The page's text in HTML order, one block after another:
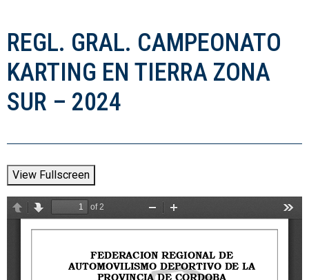
REGL. GRAL. CAMPEONATO
KARTING EN TIERRA ZONA
SUR – 2024
View Fullscreen